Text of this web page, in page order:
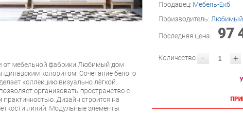
Продавец: Мебель-Екб
Производитель:
Последняя цена: 97
- +
Количество:
от мебельной фабрики Любимый дом
колоритом. Сочетание белого
коллекцию визуально лёгкой.
организовать пространство с
Дизайн строится на
линий. Модульные элементы